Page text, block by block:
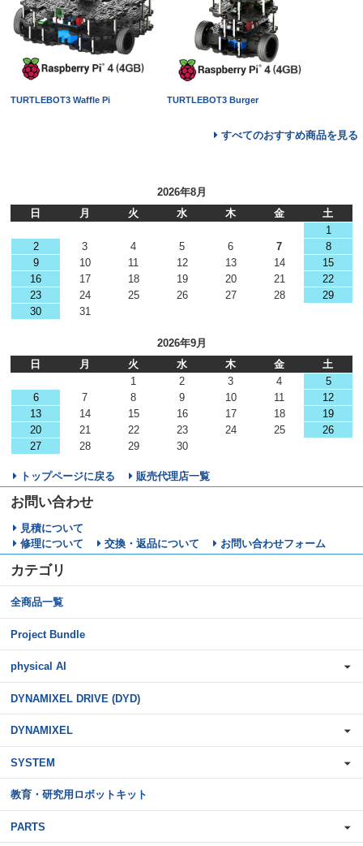
TURTLEBOT3 Waffle Pi TURTLEBOT3 Burger
すべてのおすすめ商品を見る
2026年8月
日
月 火 水 木 金
土
1
2
3 4 5 6 7
8
9
10 11 12 13 14
15
16
17 18 19 20 21
22
23
24 25 26 27 28
29
30
31
2026年9月
日
月 火 水 木 金
土
1
2 3 4
5
6
7 8 9 10 11
12
13
14 15 16 17 18
19
20
21 22 23 24 25
26
27
28 29 30
トップページに戻る 販売代理店一覧
お問い合わせ
見積について
修理について
交換・返品について お問い合わせフォーム
カテゴリ
全商品一覧
Project Bundle
physical AI
DYNAMIXEL DRIVE (DYD)
DYNAMIXEL
SYSTEM
教育・研究用ロボットキット
PARTS